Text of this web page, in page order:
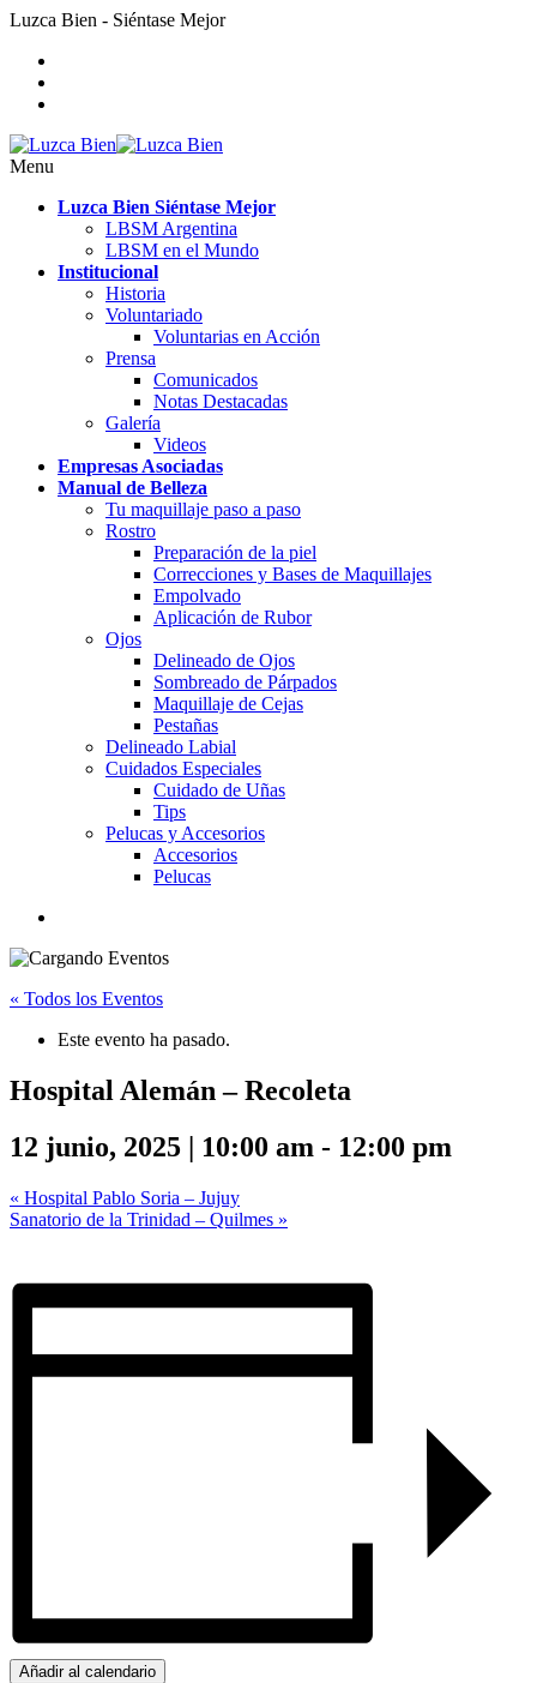
Luzca Bien - Siéntase Mejor
Menu
Luzca Bien Siéntase Mejor
LBSM Argentina
LBSM en el Mundo
Institucional
Historia
Voluntariado
Voluntarias en Acción
Prensa
Comunicados
Notas Destacadas
Galería
Videos
Empresas Asociadas
Manual de Belleza
Tu maquillaje paso a paso
Rostro
Preparación de la piel
Correcciones y Bases de Maquillajes
Empolvado
Aplicación de Rubor
Ojos
Delineado de Ojos
Sombreado de Párpados
Maquillaje de Cejas
Pestañas
Delineado Labial
Cuidados Especiales
Cuidado de Uñas
Tips
Pelucas y Accesorios
Accesorios
Pelucas
« Todos los Eventos
Este evento ha pasado.
Hospital Alemán – Recoleta
12 junio, 2025 | 10:00 am - 12:00 pm
« Hospital Pablo Soria – Jujuy
Sanatorio de la Trinidad – Quilmes »
Añadir al calendario